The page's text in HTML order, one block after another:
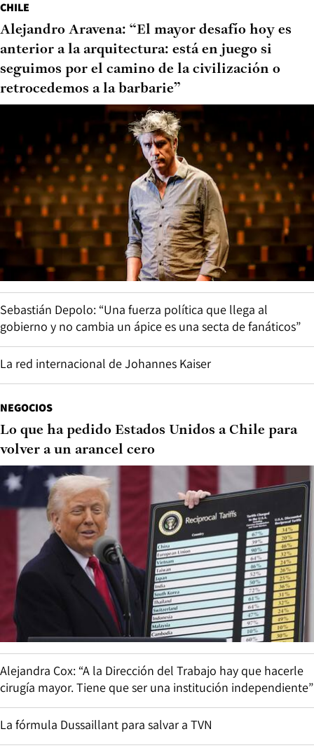
CHILE
Alejandro Aravena: “El mayor desafío hoy es
anterior a la arquitectura: está en juego si
seguimos por el camino de la civilización o
retrocedemos a la barbarie”
Sebastián Depolo: “Una fuerza política que llega al
gobierno y no cambia un ápice es una secta de fanáticos”
La red internacional de Johannes Kaiser
NEGOCIOS
Lo que ha pedido Estados Unidos a Chile para
volver a un arancel cero
Alejandra Cox: “A la Dirección del Trabajo hay que hacerle
cirugía mayor. Tiene que ser una institución independiente”
La fórmula Dussaillant para salvar a TVN